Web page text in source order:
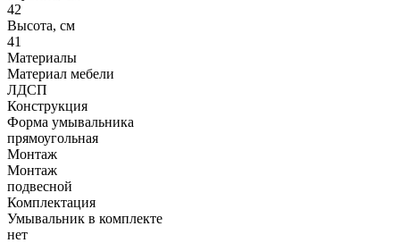
42
Высота, см
41
Материалы
Материал мебели
ЛДСП
Конструкция
Форма умывальника
прямоугольная
Монтаж
Монтаж
подвесной
Комплектация
Умывальник в комплекте
нет